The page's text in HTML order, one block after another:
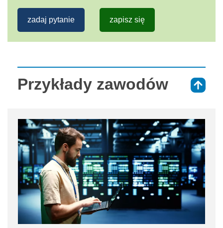
zadaj pytanie zapisz się
Przykłady zawodów